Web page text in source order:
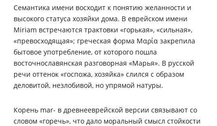
Семантика имени восходит к понятию желанности и
высокого статуса хозяйки дома. В еврейском имени
Miriam встречаются трактовки «горькая», «сильная»,
«превосходящая»; греческая форма Μαρία закрепила
бытовое употребление, от которого пошла
восточнославянская разговорная «Марья». В русской
речи оттенок «госпожа, хозяйка» слился с образом
деловитой, незлобивой, но упрямой натуры.
Корень mar- в древнееврейской версии связывают со
словом «горечь», что дало моральный смысл стойкости